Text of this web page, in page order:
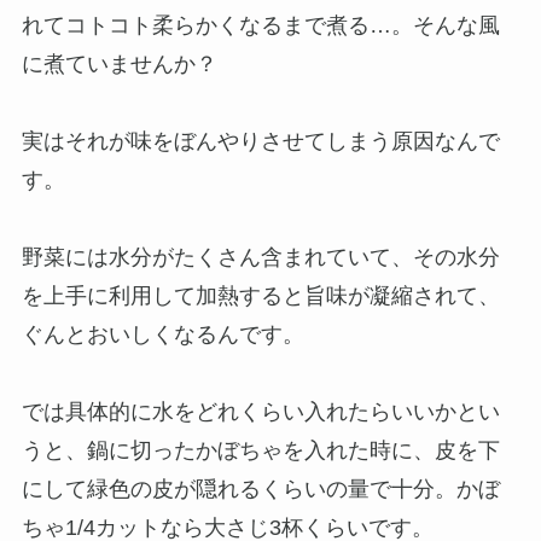
れてコトコト柔らかくなるまで煮る…。そんな風
に煮ていませんか？
実はそれが味をぼんやりさせてしまう原因なんで
す。
野菜には水分がたくさん含まれていて、その水分
を上手に利用して加熱すると旨味が凝縮されて、
ぐんとおいしくなるんです。
では具体的に水をどれくらい入れたらいいかとい
うと、鍋に切ったかぼちゃを入れた時に、皮を下
にして緑色の皮が隠れるくらいの量で十分。かぼ
ちゃ1/4カットなら大さじ3杯くらいです。